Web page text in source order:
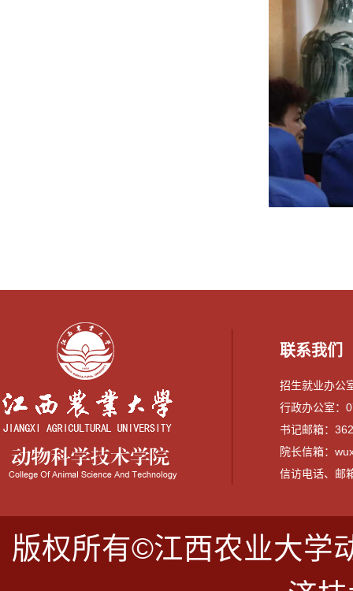
联系我们
招生就业办公
行政办公室：
书记邮箱：
院长信箱：
信访电话、邮
版权所有©江西农业大学